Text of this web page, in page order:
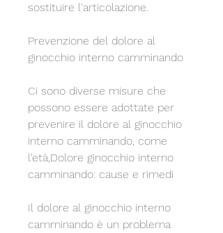
sostituire l'articolazione.
Prevenzione del dolore al
ginocchio interno camminando
Ci sono diverse misure che
possono essere adottate per
prevenire il dolore al ginocchio
interno camminando, come
l'età,Dolore ginocchio interno
camminando: cause e rimedi
Il dolore al ginocchio interno
camminando è un problema